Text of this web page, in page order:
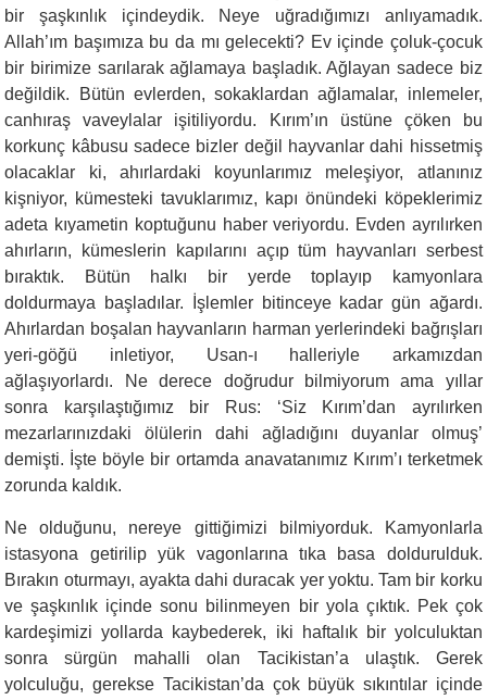
bir şaşkınlık içindeydik. Neye uğradığımızı anlıyamadık.
Allah’ım başımıza bu da mı gelecekti? Ev içinde çoluk-çocuk
bir birimize sarılarak ağlamaya başladık. Ağlayan sadece biz
değildik. Bütün evlerden, sokaklardan ağlamalar, inlemeler,
canhıraş vaveylalar işitiliyordu. Kırım’ın üstüne çöken bu
korkunç kâbusu sadece bizler değil hayvanlar dahi hissetmiş
olacaklar ki, ahırlardaki koyunlarımız meleşiyor, atlanınız
kişniyor, kümesteki tavuklarımız, kapı önündeki köpeklerimiz
adeta kıyametin koptuğunu haber veriyordu. Evden ayrılırken
ahırların, kümeslerin kapılarını açıp tüm hayvanları serbest
bıraktık. Bütün halkı bir yerde toplayıp kamyonlara
doldurmaya başladılar. İşlemler bitinceye kadar gün ağardı.
Ahırlardan boşalan hayvanların harman yerlerindeki bağrışları
yeri-göğü inletiyor, Usan-ı halleriyle arkamızdan
ağlaşıyorlardı. Ne derece doğrudur bilmiyorum ama yıllar
sonra karşılaştığımız bir Rus: ‘Siz Kırım’dan ayrılırken
mezarlarınızdaki ölülerin dahi ağladığını duyanlar olmuş’
demişti. İşte böyle bir ortamda anavatanımız Kırım’ı terketmek
zorunda kaldık.
Ne olduğunu, nereye gittiğimizi bilmiyorduk. Kamyonlarla
istasyona getirilip yük vagonlarına tıka basa doldurulduk.
Bırakın oturmayı, ayakta dahi duracak yer yoktu. Tam bir korku
ve şaşkınlık içinde sonu bilinmeyen bir yola çıktık. Pek çok
kardeşimizi yollarda kaybederek, iki haftalık bir yolculuktan
sonra sürgün mahalli olan Tacikistan’a ulaştık. Gerek
yolculuğu, gerekse Tacikistan’da çok bü­yük sıkıntılar içinde